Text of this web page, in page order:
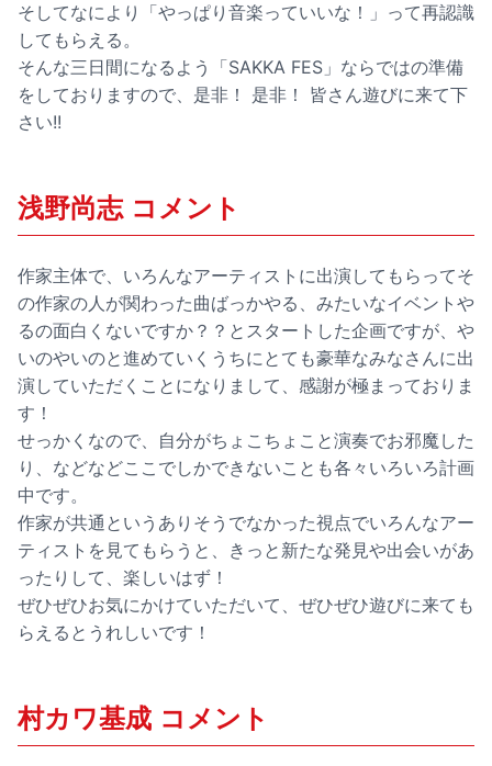
そしてなにより「やっぱり音楽っていいな！」って再認識
してもらえる。
そんな三日間になるよう「SAKKA FES」ならではの準備
をしておりますので、是非！ 是非！ 皆さん遊びに来て下
さい!!
浅野尚志 コメント
作家主体で、いろんなアーティストに出演してもらってそ
の作家の人が関わった曲ばっかやる、みたいなイベントや
るの面白くないですか？？とスタートした企画ですが、や
いのやいのと進めていくうちにとても豪華なみなさんに出
演していただくことになりまして、感謝が極まっておりま
す！
せっかくなので、自分がちょこちょこと演奏でお邪魔した
り、などなどここでしかできないことも各々いろいろ計画
中です。
作家が共通というありそうでなかった視点でいろんなアー
ティストを見てもらうと、きっと新たな発見や出会いがあ
ったりして、楽しいはず！
ぜひぜひお気にかけていただいて、ぜひぜひ遊びに来ても
らえるとうれしいです！
村カワ基成 コメント